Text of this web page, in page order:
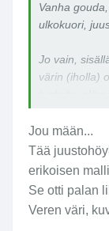
Vanha
ulkokuori,
Jo vain,
värin (iholla)
tunteita,
vuotavan
tai
funktiota?
Tuollaisia
Jou mään...
Tää
erikoisen
Se otti palan
Veren väri,